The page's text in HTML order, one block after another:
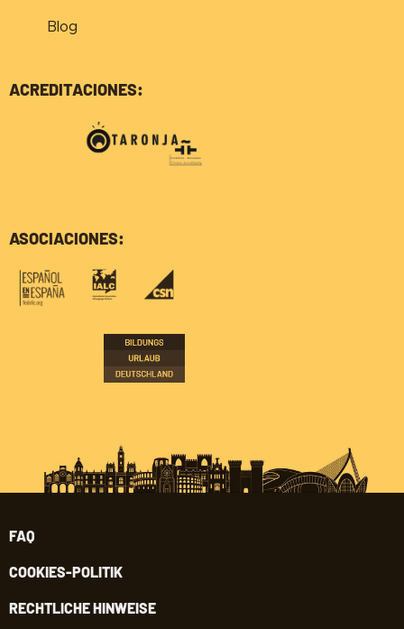
ACREDITACIONES:
ASOCIACIONES:
Blog
FAQ
COOKIES-POLITIK
RECHTLICHE HINWEISE